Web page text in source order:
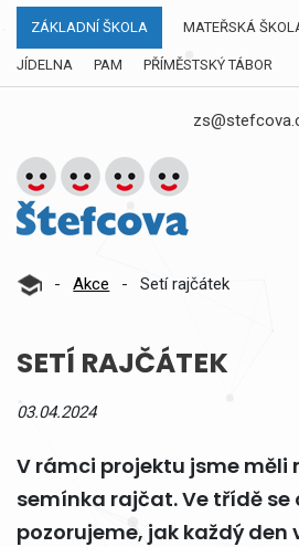
ZÁKLADNÍ ŠKOLA MATEŘSKÁ
JÍDELNA PAM PŘÍMĚSTSKÝ TÁBOR
- Akce - Setí rajčátek
SETÍ RAJČÁTEK
03.04.2024
V rámci projektu jsme měli
semínka rajčat. Ve třídě se
pozorujeme, jak každý den